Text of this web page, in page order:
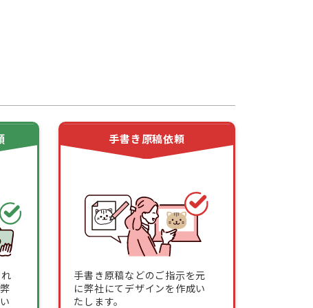
手書き原稿依頼
手書き原稿などのご指示を元
に弊社にてデザインを作成い
たします。